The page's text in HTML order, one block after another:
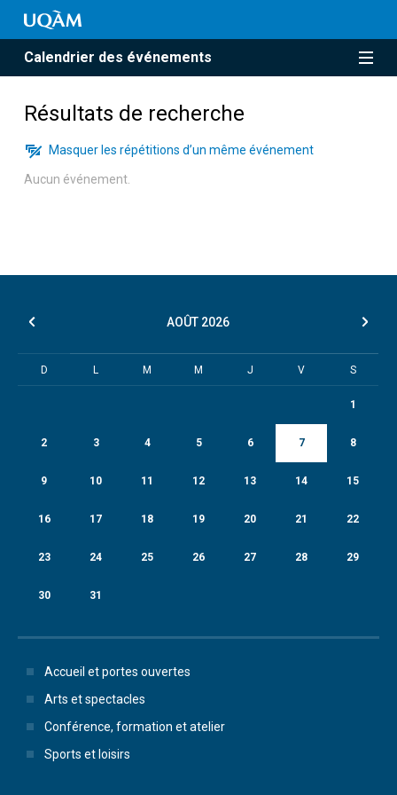
Calendrier des événements
Résultats de recherche
Masquer les répétitions d’un même événement
Aucun événement.
AOÛT 2026
D L M M J V S
1
2 3 4 5 6 7 8
9 10 11 12 13 14 15
16 17 18 19 20 21 22
23 24 25 26 27 28 29
30 31
Accueil et portes ouvertes
Arts et spectacles
Conférence, formation et atelier
Sports et loisirs